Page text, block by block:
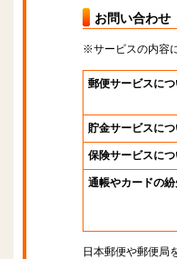
お問い合わせ
※サービスの内容
郵便サービスにつ
貯金サービスにつ
保険サービスにつ
通帳やカードの
日本郵便や郵便局